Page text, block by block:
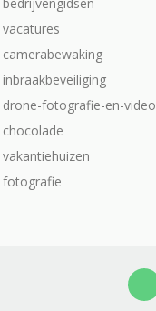
vacatures
camerabewaking
inbraakbeveiliging
drone-fotografie-en-video
chocolade
vakantiehuizen
fotografie